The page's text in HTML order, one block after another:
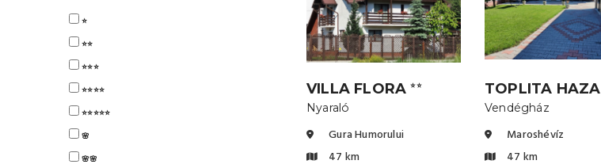
⭐
⭐⭐
⭐⭐⭐
⭐⭐⭐⭐
⭐⭐⭐⭐⭐
🌸
🌸🌸
VILLA FLORA⭐⭐
Nyaraló
Gura Humorului
47 km
TOPLITA HAZA
Vendégház
Maroshévíz
47 km